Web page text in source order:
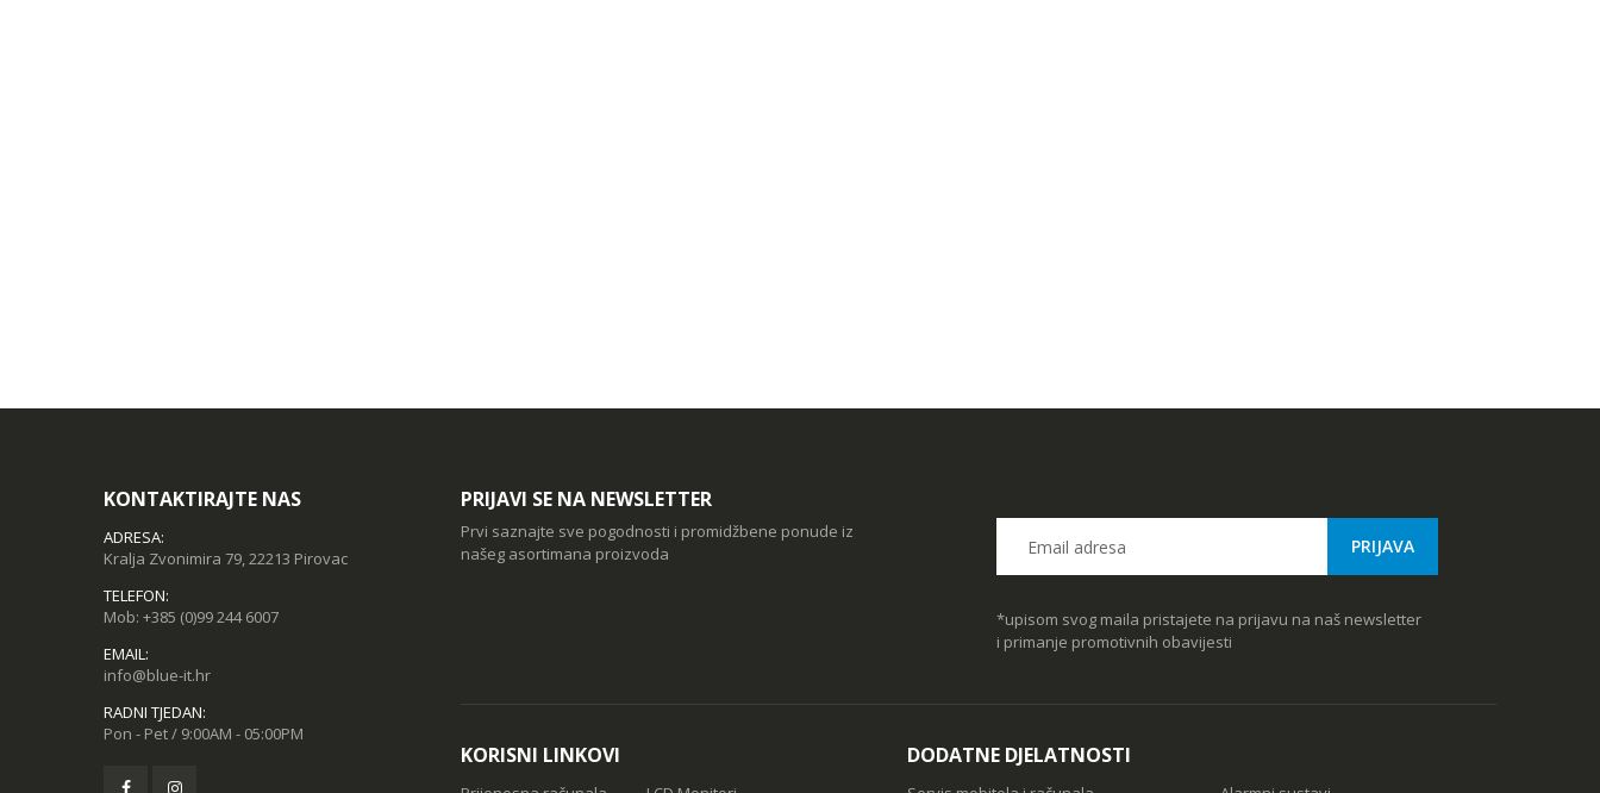
KONTAKTIRAJTE NAS
ADRESA:
Kralja Zvonimira 79, 22213 Pirovac
TELEFON:
Mob: +385 (0)99 244 6007
EMAIL:
info@blue-it.hr
RADNI TJEDAN:
Pon - Pet / 9:00AM - 05:00PM
PRIJAVI SE NA NEWSLETTER
Prvi saznajte sve pogodnosti i promidžbene ponude iz
našeg asortimana proizvoda
*upisom svog maila pristajete na prijavu na naš newsletter
i primanje promotivnih obavijesti
KORISNI LINKOVI DODATNE DJELATNOSTI